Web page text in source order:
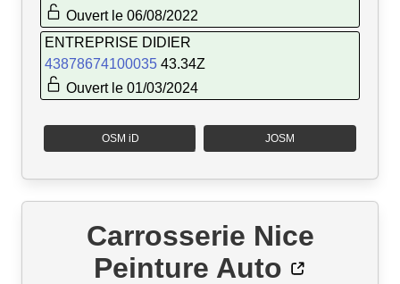
Ouvert le 06/08/2022
ENTREPRISE DIDIER
43878674100035 43.34Z
Ouvert le 01/03/2024
OSM iD JOSM
Carrosserie Nice
Peinture Auto